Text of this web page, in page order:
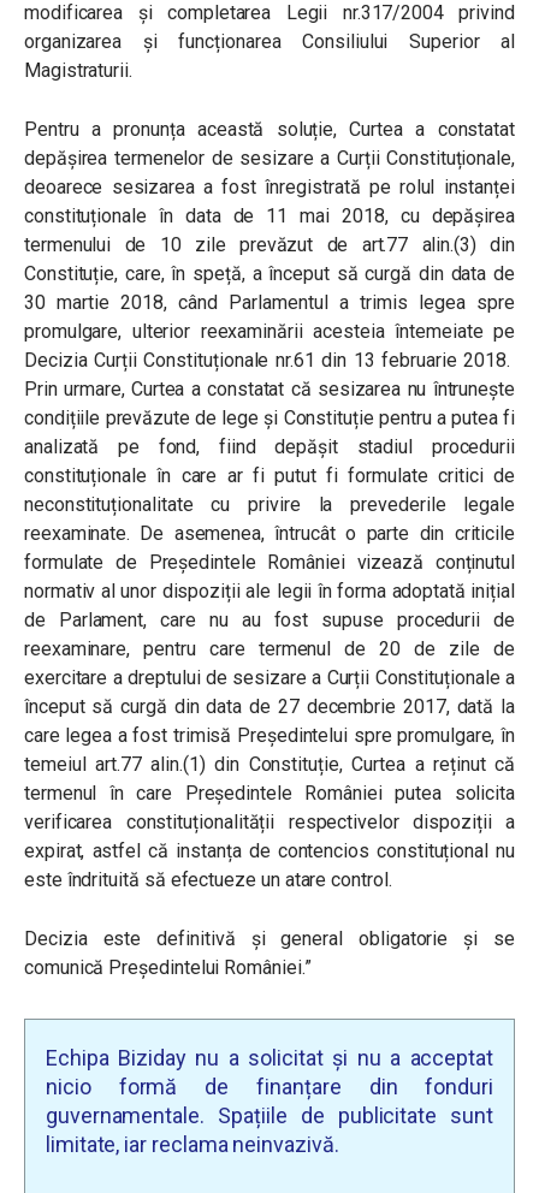
modificarea și completarea Legii nr.317/2004 privind
organizarea și funcționarea Consiliului Superior al
Magistraturii.
Pentru a pronunța această soluție, Curtea a constatat
depășirea termenelor de sesizare a Curții Constituționale,
deoarece sesizarea a fost înregistrată pe rolul instanței
constituționale în data de 11 mai 2018, cu depășirea
termenului de 10 zile prevăzut de art.77 alin.(3) din
Constituție, care, în speță, a început să curgă din data de
30 martie 2018, când Parlamentul a trimis legea spre
promulgare, ulterior reexaminării acesteia întemeiate pe
Decizia Curții Constituționale nr.61 din 13 februarie 2018.
Prin urmare, Curtea a constatat că sesizarea nu întrunește
condițiile prevăzute de lege și Constituție pentru a putea fi
analizată pe fond, fiind depășit stadiul procedurii
constituționale în care ar fi putut fi formulate critici de
neconstituționalitate cu privire la prevederile legale
reexaminate. De asemenea, întrucât o parte din criticile
formulate de Președintele României vizează conținutul
normativ al unor dispoziții ale legii în forma adoptată inițial
de Parlament, care nu au fost supuse procedurii de
reexaminare, pentru care termenul de 20 de zile de
exercitare a dreptului de sesizare a Curții Constituționale a
început să curgă din data de 27 decembrie 2017, dată la
care legea a fost trimisă Președintelui spre promulgare, în
temeiul art.77 alin.(1) din Constituție, Curtea a reținut că
termenul în care Președintele României putea solicita
verificarea constituționalității respectivelor dispoziții a
expirat, astfel că instanța de contencios constituțional nu
este îndrituită să efectueze un atare control.
Decizia este definitivă și general obligatorie și se
comunică Președintelui României.”
Echipa Biziday nu a solicitat și nu a acceptat
nicio formă de finanțare din fonduri
guvernamentale. Spațiile de publicitate sunt
limitate, iar reclama neinvazivă.